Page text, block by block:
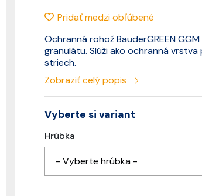
Pridať medzi obľúbené
Ochranná rohož BauderGREEN
granulátu. Slúži ako ochranná
striech.
Zobraziť celý popis
Vyberte si variant
Hrúbka
- Vyberte hrúbka -